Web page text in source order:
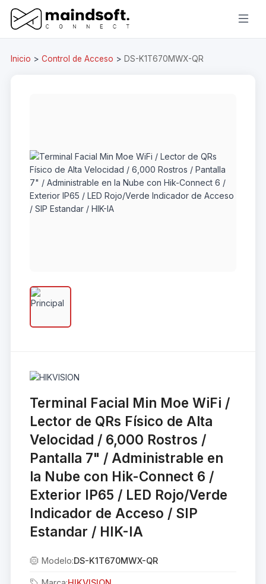
Inicio > Control de Acceso > DS-K1T670MWX-QR
Terminal Facial Min Moe WiFi /
Lector de QRs Físico de Alta
Velocidad / 6,000 Rostros /
Pantalla 7" / Administrable en
la Nube con Hik-Connect 6 /
Exterior IP65 / LED Rojo/Verde
Indicador de Acceso / SIP
Estandar / HIK-IA
Modelo:DS-K1T670MWX-QR